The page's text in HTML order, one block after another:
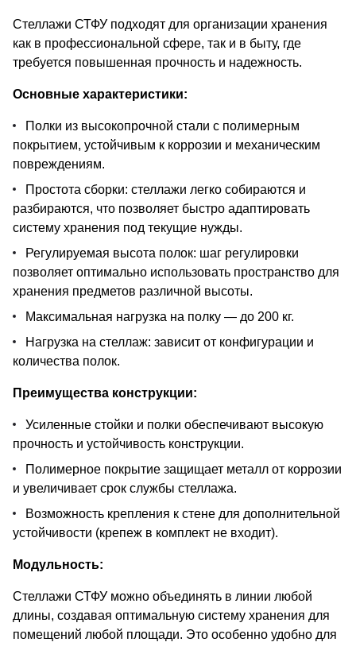
Стеллажи СТФУ подходят для организации хранения
как в профессиональной сфере, так и в быту, где
требуется повышенная прочность и надежность.
Основные характеристики:
Полки из высокопрочной стали с полимерным
покрытием, устойчивым к коррозии и механическим
повреждениям.
Простота сборки: стеллажи легко собираются и
разбираются, что позволяет быстро адаптировать
систему хранения под текущие нужды.
Регулируемая высота полок: шаг регулировки
позволяет оптимально использовать пространство для
хранения предметов различной высоты.
Максимальная нагрузка на полку — до 200 кг.
Нагрузка на стеллаж: зависит от конфигурации и
количества полок.
Преимущества конструкции:
Усиленные стойки и полки обеспечивают высокую
прочность и устойчивость конструкции.
Полимерное покрытие защищает металл от коррозии
и увеличивает срок службы стеллажа.
Возможность крепления к стене для дополнительной
устойчивости (крепеж в комплект не входит).
Модульность:
Стеллажи СТФУ можно объединять в линии любой
длины, создавая оптимальную систему хранения для
помещений любой площади. Это особенно удобно для